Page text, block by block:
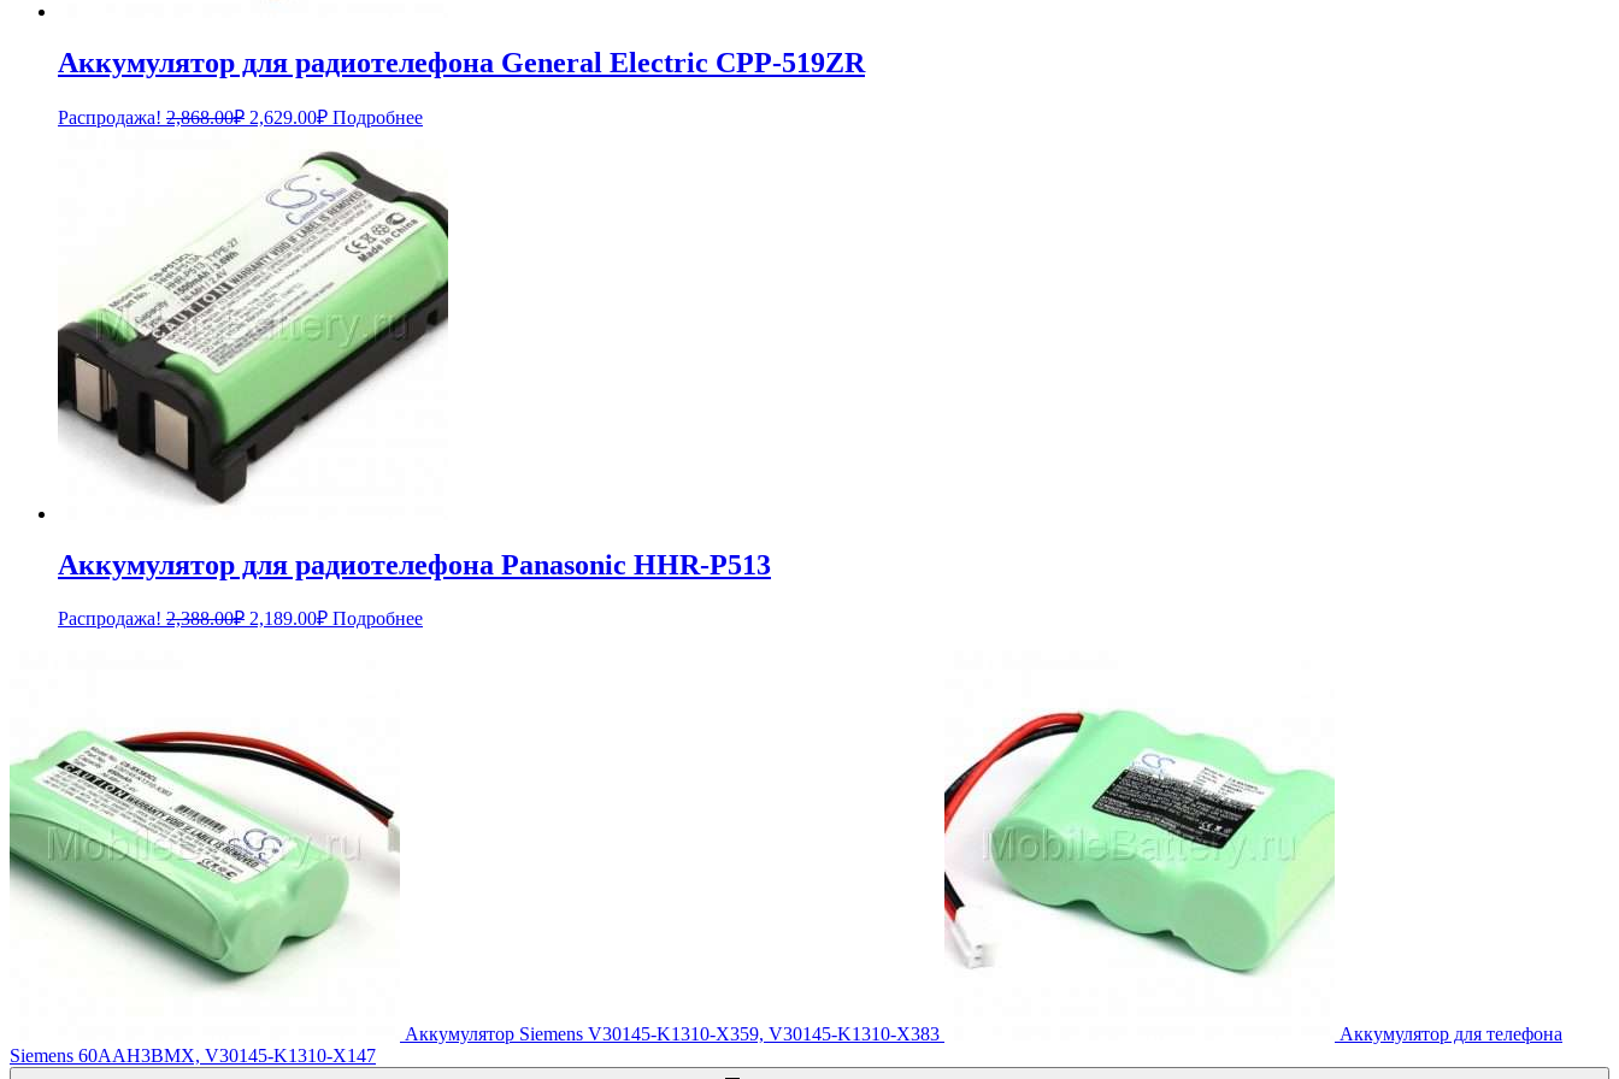
Аккумулятор для радиотелефона General Electric CPP-519ZR
Распродажа! 2,868.00₽ Первоначальная
составляла
2,868.00₽.
2,629.00₽Текущая
цена:
2,629.00₽.
Подробнее
Аккумулятор для радиотелефона Panasonic HHR-P513
Распродажа! 2,388.00₽ Первоначальная
2,189.00₽Текущая
Подробнее
Аккумулятор Siemens V30145-K1310-X359, V30145-K1310-X383
Аккумулятор для телефона
Siemens 60AAH3BMX, V30145-K1310-X147